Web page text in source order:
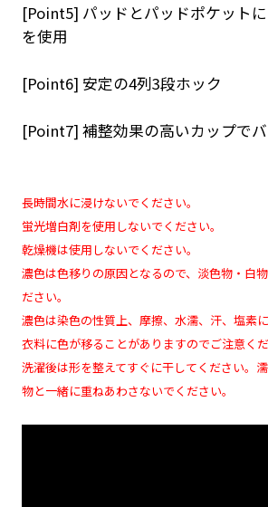
[Point5] パッドとパッドポケット
を使用
[Point6] 安定の4列3段ホック
[Point7] 補整効果の高いカップで
長時間水に浸けないでください。
蛍光増白剤を使用しないでください。
乾燥機は使用しないでください。
濃色は色移りの原因となるので、淡色物・白
ださい。
濃色は染色の性質上、摩擦、水濡、汗、塩素
衣料に色が移ることがありますのでご注意くだ
洗濯後は形を整えてすぐに干してください。
物と一緒に重ねあわさないでください。